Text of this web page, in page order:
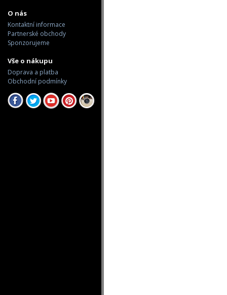
O nás
Kontaktní informace
Partnerské obchody
Sponzorujeme
Vše o nákupu
Doprava a platba
Obchodní podmínky